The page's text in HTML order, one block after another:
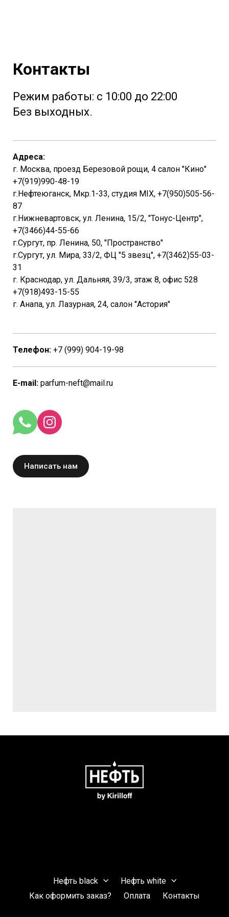
Контакты
Режим работы: с 10:00 до 22:00
Без выходных.
Адреса:
г. Москва, проезд Березовой рощи, 4 салон "Кино"
+7(919)990-48-19
г.Нефтеюганск, Мкр.1-33, студия MIX, +7(950)505-56-
87
г.Нижневартовск, ул. Ленина, 15/2, "Тонус-Центр",
+7(3466)44-55-66
г.Сургут, пр. Ленина, 50, "Пространство"
г.Сургут, ул. Мира, 33/2, ФЦ "5 звезц", +7(3462)55-03-
31
г. Краснодар, ул. Дальняя, 39/3, этаж 8, офис 528
+7(918)493-15-55
г. Анапа, ул. Лазурная, 24, салон "Астория"
Телефон: +7 (999) 904-19-98
E-mail: parfum-neft@mail.ru
Написать нам
Нефть black
Нефть white
Как оформить заказ?
Оплата Контакты